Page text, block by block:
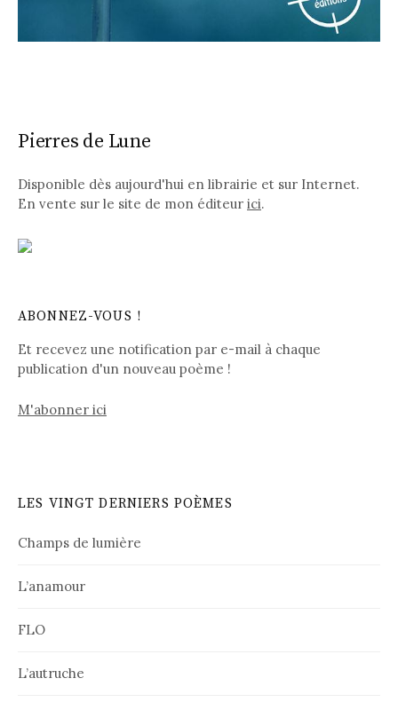
Pierres de Lune
Disponible dès aujourd'hui en librairie et sur Internet.
En vente sur le site de mon éditeur ici.
ABONNEZ-VOUS !
Et recevez une notification par e-mail à chaque
publication d'un nouveau poème !
M'abonner ici
LES VINGT DERNIERS POÈMES
Champs de lumière
L’anamour
FLO
L’autruche